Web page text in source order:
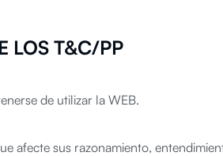
LOS T&C/PP
de utilizar la WEB.
afecte sus razonamiento,